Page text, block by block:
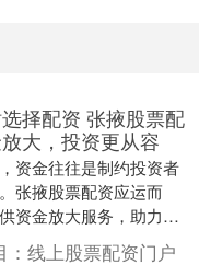
择配资 张掖股票配
大，投资更从容
资金往往是制约投资者
张掖股票配资应运而
资金放大服务，助力其
资金倍增：**配资交易可
线上股票配资门户